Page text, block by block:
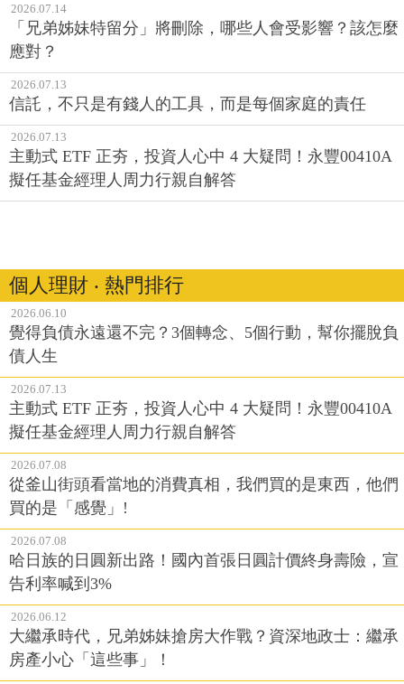
2026.07.14
「兄弟姊妹特留分」將刪除，哪些人會受影響？該怎麼
應對？
2026.07.13
信託，不只是有錢人的工具，而是每個家庭的責任
2026.07.13
主動式 ETF 正夯，投資人心中 4 大疑問！永豐00410A
擬任基金經理人周力行親自解答
個人理財 ‧ 熱門排行
2026.06.10
覺得負債永遠還不完？3個轉念、5個行動，幫你擺脫負
債人生
2026.07.13
主動式 ETF 正夯，投資人心中 4 大疑問！永豐00410A
擬任基金經理人周力行親自解答
2026.07.08
從釜山街頭看當地的消費真相，我們買的是東西，他們
買的是「感覺」!
2026.07.08
哈日族的日圓新出路！國內首張日圓計價終身壽險，宣
告利率喊到3%
2026.06.12
大繼承時代，兄弟姊妹搶房大作戰？資深地政士：繼承
房產小心「這些事」！